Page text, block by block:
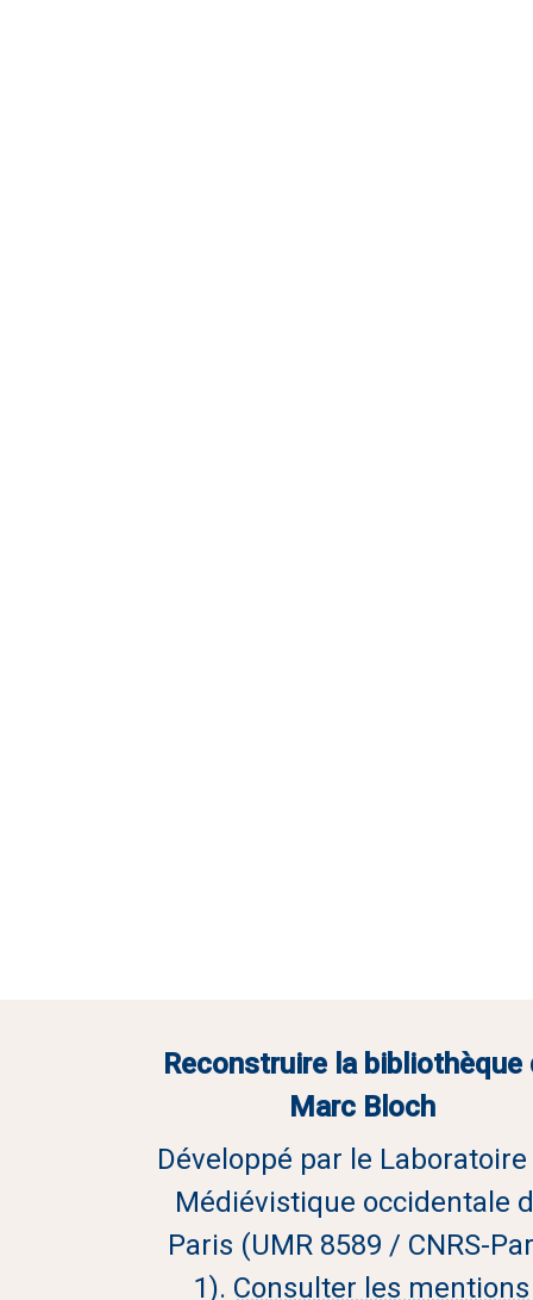
Reconstruire la bibliothèque
Marc Bloch
Développé par le
Médiévistique occidentale
Paris (UMR 8589 / CNRS-
1). Consulter les mentions